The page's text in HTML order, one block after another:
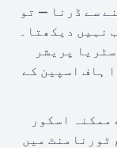
سے ڈرنا — تو
نہیں دیکھتا۔
پریشر
ہاف اسپین کے
-1.5 @2.03۔ سب سے ممکنہ اسکور
دفاع ٹورنامنٹ میں